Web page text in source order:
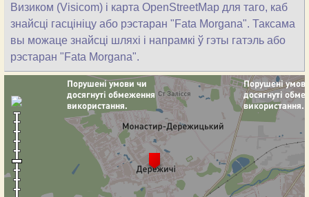
Визиком (Visicom) і карта OpenStreetMap для таго, каб
знайсці гасцініцу або рэстаран "Fata Morgana". Таксама
вы можаце знайсці шляхі і напрамкі ў гэты гатэль або
рэстаран "Fata Morgana".